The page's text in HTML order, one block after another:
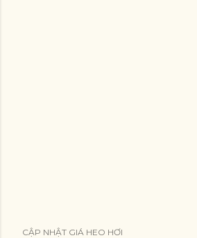
CẬP NHẬT GIÁ HEO HƠI